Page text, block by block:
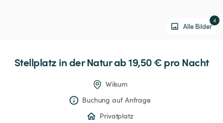
Alle Bilder
4
Stellplatz inder Natur ab 19,50 € pro Nacht
Wilsum
Buchung auf Anfrage
Privatplatz